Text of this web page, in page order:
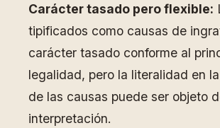
Carácter tasado pero flexible:
tipificados como causas de
carácter tasado conforme al
legalidad, pero la literalidad en
de las causas puede ser objeto
interpretación.